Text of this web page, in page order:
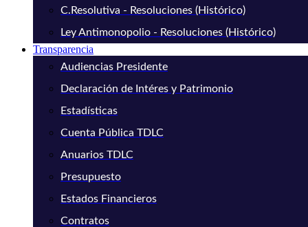
C.Resolutiva - Resoluciones (Histórico)
Ley Antimonopolio - Resoluciones (Histórico)
Transparencia
Audiencias Presidente
Declaración de Intéres y Patrimonio
Estadísticas
Cuenta Pública TDLC
Anuarios TDLC
Presupuesto
Estados Financieros
Contratos